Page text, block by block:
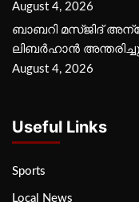
August 4, 2026
ബാബറി മസ്ജിദ്
ലിബര്‍ഹാന്‍ അന്തരിച്ചു
August 4, 2026
Useful Links
Sports
Local News